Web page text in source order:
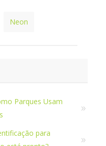
Neon
Parques Usam
para